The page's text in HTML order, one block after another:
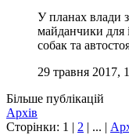
У планах влади
майданчики для
собак та
29 травня 2017,
Більше публікацій
Архів
Сторінки: 1 | 2 | ... |